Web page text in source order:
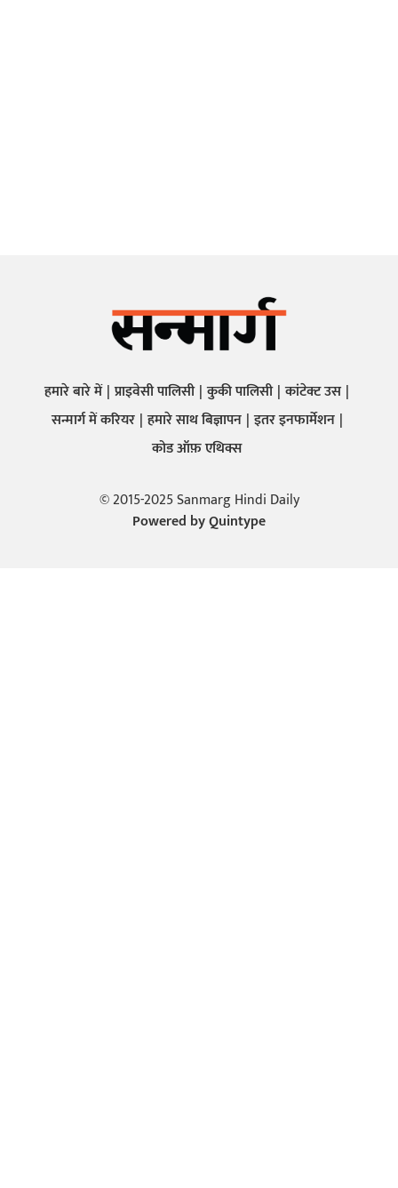
हमारे बारे में प्राइवेसी पालिसी कुकी पालिसी कांटेक्ट उस
सन्मार्ग में करियर हमारे साथ बिज्ञापन इतर इनफार्मेशन
कोड ऑफ़ एथिक्स
© 2015-2025 Sanmarg Hindi Daily
Powered byQuintype